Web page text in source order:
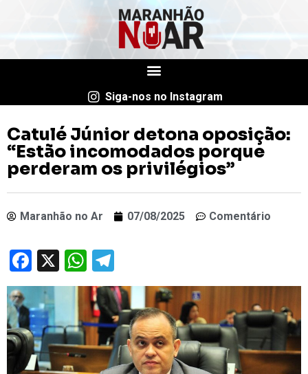
Siga-nos no Instagram
Catulé Júnior detona oposição:
“Estão incomodados porque
perderam os privilégios”
Maranhão no Ar 07/08/2025 Comentário
Facebook
X WhatsApp